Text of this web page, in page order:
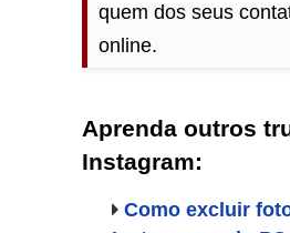
quem dos seus
online.
Aprenda outros
Instagram:
Como excluir